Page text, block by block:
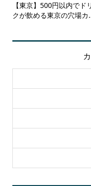
【東京】500円以内でド
クが飲める東京の穴場カ